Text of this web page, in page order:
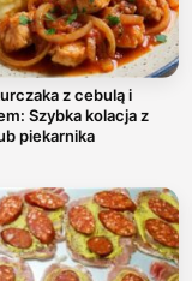
z cebulą i
Szybka kolacja z
piekarnika